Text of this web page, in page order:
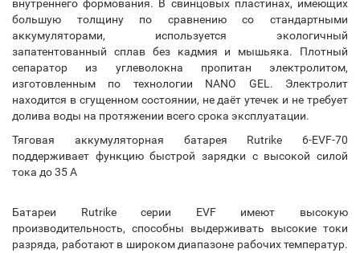
внутреннего формования. В свинцовых пластинах, имеющих
большую толщину по сравнению со стандартными
аккумуляторами, используется экологичный
запатентованный сплав без кадмия и мышьяка. Плотный
сепаратор из углеволокна пропитан электролитом,
изготовленным по технологии NANO GEL. Электролит
находится в сгущенном состоянии, не даёт утечек и не требует
долива воды на протяжении всего срока эксплуатации.
Тяговая аккумуляторная батарея Rutrike 6-EVF-70
поддерживает функцию быстрой зарядки с высокой силой
тока до 35 А
Батареи Rutrike серии EVF имеют высокую
производительность, способны выдерживать высокие токи
разряда, работают в широком диапазоне рабочих температур.